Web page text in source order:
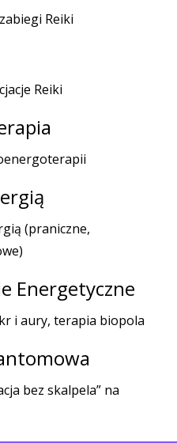
Reiki
Reiki
(praniczne,
Energetyczne
i aury, terapia biopola
bez skalpela” na